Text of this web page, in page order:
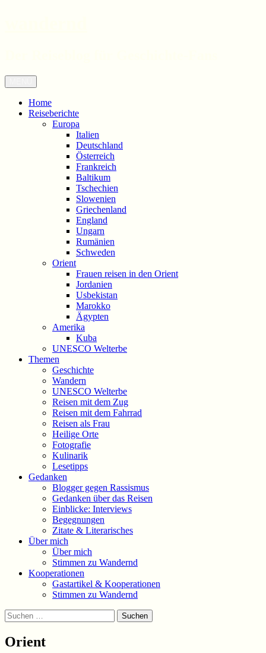
Zum
Inhalt
springen
Home
Reiseberichte
Europa
Italien
Deutschland
Österreich
Frankreich
Baltikum
Tschechien
Slowenien
Griechenland
England
Ungarn
Rumänien
Schweden
Orient
Frauen reisen in den Orient
Jordanien
Usbekistan
Marokko
Ägypten
Amerika
Kuba
UNESCO Welterbe
Themen
Geschichte
Wandern
UNESCO Welterbe
Reisen mit dem Zug
Reisen mit dem Fahrrad
Reisen als Frau
Heilige Orte
Fotografie
Kulinarik
Lesetipps
Gedanken
Blogger gegen Rassismus
Gedanken über das Reisen
Einblicke: Interviews
Begegnungen
Zitate & Literarisches
Über mich
Über mich
Stimmen zu Wandernd
Kooperationen
Gastartikel & Kooperationen
Stimmen zu Wandernd
Suchen
Suchen
nach:
Orient